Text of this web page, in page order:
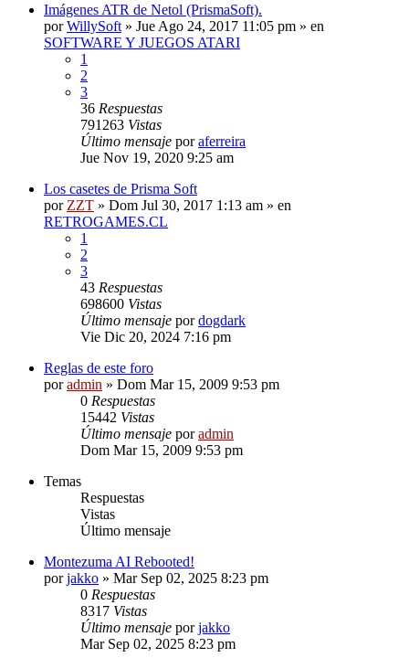
Imágenes ATR de Netol (PrismaSoft).
porWillySoft » Jue Ago 24, 2017 11:05 pm » en
SOFTWARE Y JUEGOS ATARI
1
2
3
36 Respuestas
791263 Vistas
Último mensaje poraferreira
Jue Nov 19, 2020 9:25 am
Los casetes de Prisma Soft
por ZZT » Dom Jul 30, 2017 1:13 am » en
RETROGAMES.CL
1
2
3
43 Respuestas
698600 Vistas
Último mensaje pordogdark
Vie Dic 20, 2024 7:16 pm
Reglas de este foro
poradmin » Dom Mar 15, 2009 9:53 pm
0 Respuestas
15442 Vistas
Último mensaje poradmin
Dom Mar 15, 2009 9:53 pm
Temas
Respuestas
Vistas
Último mensaje
Montezuma AI Rebooted!
porjakko » Mar Sep 02, 2025 8:23 pm
0 Respuestas
8317 Vistas
Último mensaje porjakko
Mar Sep 02, 2025 8:23 pm